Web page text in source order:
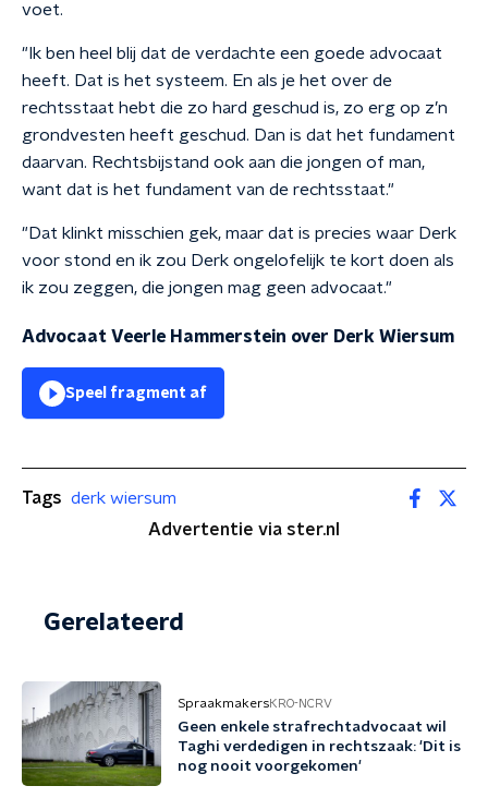
voet.
"Ik ben heel blij dat de verdachte een goede advocaat
heeft. Dat is het systeem. En als je het over de
rechtsstaat hebt die zo hard geschud is, zo erg op z’n
grondvesten heeft geschud. Dan is dat het fundament
daarvan. Rechtsbijstand ook aan die jongen of man,
want dat is het fundament van de rechtsstaat."
"Dat klinkt misschien gek, maar dat is precies waar Derk
voor stond en ik zou Derk ongelofelijk te kort doen als
ik zou zeggen, die jongen mag geen advocaat."
Advocaat Veerle Hammerstein over Derk Wiersum
Speel fragment af
Tags derk wiersum
Advertentie via ster.nl
Gerelateerd
SpraakmakersKRO-NCRV
Geen enkele strafrechtadvocaat wil
Taghi verdedigen in rechtszaak: 'Dit is
nog nooit voorgekomen'